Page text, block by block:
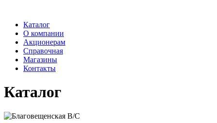
Каталог
О компании
Акционерам
Справочная
Магазины
Контакты
Каталог